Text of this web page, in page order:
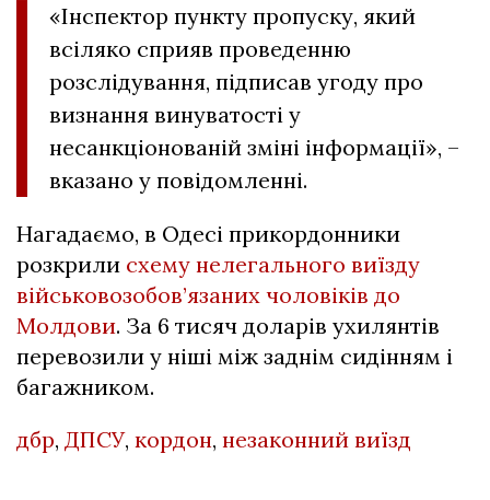
«Інспектор пункту пропуску, який
всіляко сприяв проведенню
розслідування, підписав угоду про
визнання винуватості у
несанкціонованій зміні інформації», –
вказано у повідомленні.
Нагадаємо, в Одесі прикордонники
розкрили схему нелегального виїзду
військовозобов’язаних чоловіків до
Молдови. За 6 тисяч доларів ухилянтів
перевозили у ніші між заднім сидінням і
багажником.
дбр, ДПСУ, кордон, незаконний виїзд